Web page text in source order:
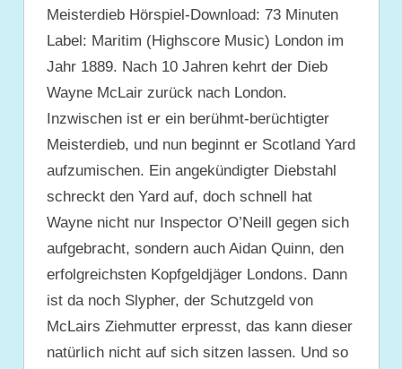
Meisterdieb Hörspiel-Download: 73 Minuten
Label: Maritim (Highscore Music) London im
Jahr 1889. Nach 10 Jahren kehrt der Dieb
Wayne McLair zurück nach London.
Inzwischen ist er ein berühmt-berüchtigter
Meisterdieb, und nun beginnt er Scotland Yard
aufzumischen. Ein angekündigter Diebstahl
schreckt den Yard auf, doch schnell hat
Wayne nicht nur Inspector O’Neill gegen sich
aufgebracht, sondern auch Aidan Quinn, den
erfolgreichsten Kopfgeldjäger Londons. Dann
ist da noch Slypher, der Schutzgeld von
McLairs Ziehmutter erpresst, das kann dieser
natürlich nicht auf sich sitzen lassen. Und so